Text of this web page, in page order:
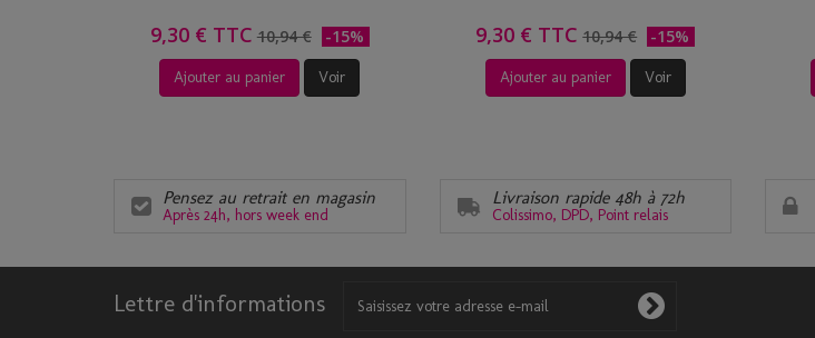
9,30 € TTC 10,94 € -15%
Ajouter au panier Voir
9,30 € TTC 10,94 € -15%
Ajouter au panier Voir
Pensez au retrait en magasin
Après 24h, hors week end
Livraison rapide 48h à 72h
Colissimo, DPD, Point relais
Lettre d'informations